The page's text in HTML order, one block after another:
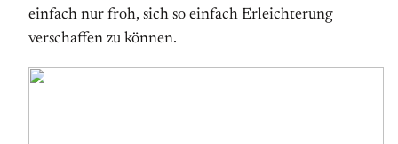
einfach nur froh, sich so einfach Erleichterung
verschaffen zu können.